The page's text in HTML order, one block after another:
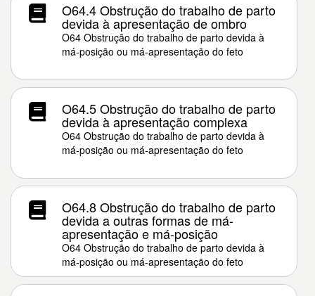
O64.4 Obstrução do trabalho de parto
devida à apresentação de ombro
O64 Obstrução do trabalho de parto devida à
má-posição ou má-apresentação do feto
O64.5 Obstrução do trabalho de parto
devida à apresentação complexa
O64 Obstrução do trabalho de parto devida à
má-posição ou má-apresentação do feto
O64.8 Obstrução do trabalho de parto
devida a outras formas de má-
apresentação e má-posição
O64 Obstrução do trabalho de parto devida à
má-posição ou má-apresentação do feto